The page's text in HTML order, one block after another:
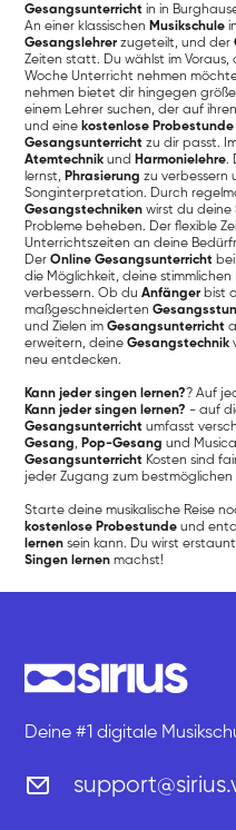
Gesangsunterricht in in
An einer klassischen Musikschule
Gesangslehrer zugeteilt, und der
Zeiten statt. Du wählst im
Woche Unterricht nehmen
nehmen bietet dir hingegen
einem Lehrer suchen, der auf
und eine kostenlose Probestunde
Gesangsunterricht zu dir passt.
Atemtechnik und Harmonielehre.
lernst, Phrasierung zu verbessern
Songinterpretation. Durch
Gesangstechniken wirst du deine
Probleme beheben. Der flexible
Unterrichtszeiten an deine
DerOnline Gesangsunterricht
die Möglichkeit, deine
verbessern. Ob duAnfänger bist
maßgeschneiderten
und Zielen imGesangsunterricht
erweitern, deineGesangstechnik
neu entdecken.
Kann jeder singen lernen?? Auf
Kann jeder singen lernen? - auf
Gesangsunterricht umfasst
Gesang, Pop-Gesang und
Gesangsunterricht Kosten sind
jeder Zugang zum
Starte deine musikalische Reise
kostenlose Probestunde und
lernen sein kann. Du wirst
Singen lernen machst!
Deine #1 digitale